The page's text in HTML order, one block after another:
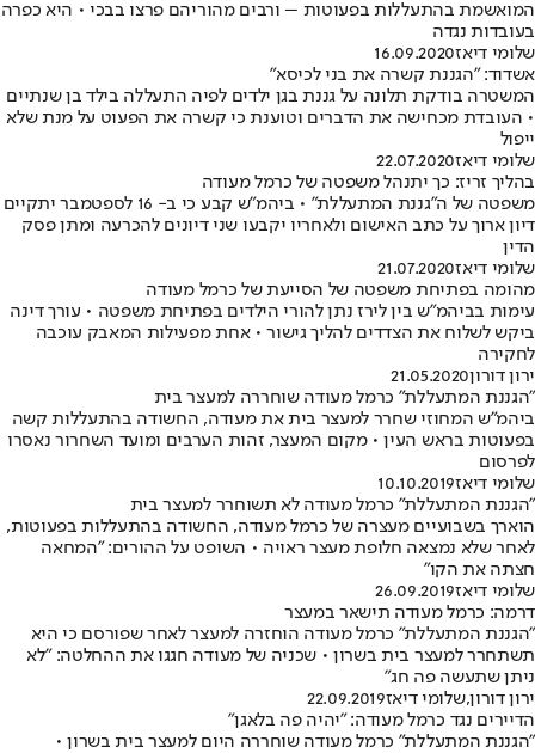
המואשמת בהתעללות בפעוטות – ורבים מהוריהם פרצו בבכי • היא כפרה
בעובדות נגדה
שלומי דיאז16.09.2020
אשדוד: "הגננת קשרה את בני לכיסא"
המשטרה בודקת תלונה על גננת בגן ילדים לפיה התעללה בילד בן שנתיים
• העובדת מכחישה את הדברים וטוענת כי קשרה את הפעוט על מנת שלא
ייפול
שלומי דיאז22.07.2020
בהליך זריז: כך יתנהל משפטה של כרמל מעודה
משפטה של ה"גננת המתעללת" • ביהמ"ש קבע כי ב- 16 לספטמבר יתקיים
דיון ארוך על כתב האישום ולאחריו יקבעו שני דיונים להכרעה ומתן פסק
הדין
שלומי דיאז21.07.2020
מהומה בפתיחת משפטה של הסייעת של כרמל מעודה
עימות בביהמ"ש בין לירז נתן להורי הילדים בפתיחת משפטה • עורך דינה
ביקש לשלוח את הצדדים להליך גישור • אחת מפעילות המאבק עוכבה
לחקירה
ירון דורון21.05.2020
"הגננת המתעללת" כרמל מעודה שוחררה למעצר בית
ביהמ"ש המחוזי שחרר למעצר בית את מעודה, החשודה בהתעללות קשה
בפעוטות בראש העין • מקום המעצר, זהות הערבים ומועד השחרור נאסרו
לפרסום
שלומי דיאז10.10.2019
"הגננת המתעללת" כרמל מעודה לא תשוחרר למעצר בית
הוארך בשבועיים מעצרה של כרמל מעודה, החשודה בהתעללות בפעוטות,
לאחר שלא נמצאה חלופת מעצר ראויה • השופט על ההורים: "המחאה
חצתה את הקו"
שלומי דיאז26.09.2019
דרמה: כרמל מעודה תישאר במעצר
"הגננת המתעללת" כרמל מעודה הוחזרה למעצר לאחר שפורסם כי היא
תשתחרר למעצר בית בשרון • שכניה של מעודה חגגו את ההחלטה: "לא
ניתן שתעשה פה חג"
ירון דורון,שלומי דיאז22.09.2019
הדיירים נגד כרמל מעודה: "יהיה פה בלאגן"
"הגננת המתעללת" כרמל מעודה שוחררה היום למעצר בית בשרון •